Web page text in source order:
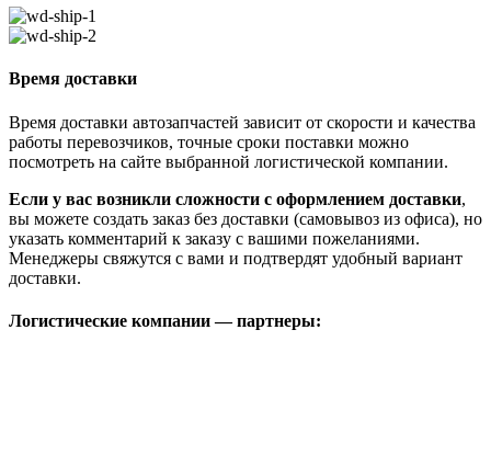
Время доставки
Время доставки автозапчастей зависит от скорости и качества
работы перевозчиков, точные сроки поставки можно
посмотреть на сайте выбранной логистической компании.
Если у вас возникли сложности с оформлением доставки,
вы можете создать заказ без доставки (самовывоз из офиса), но
указать комментарий к заказу с вашими пожеланиями.
Менеджеры свяжутся с вами и подтвердят удобный вариант
доставки.
Логистические компании — партнеры: